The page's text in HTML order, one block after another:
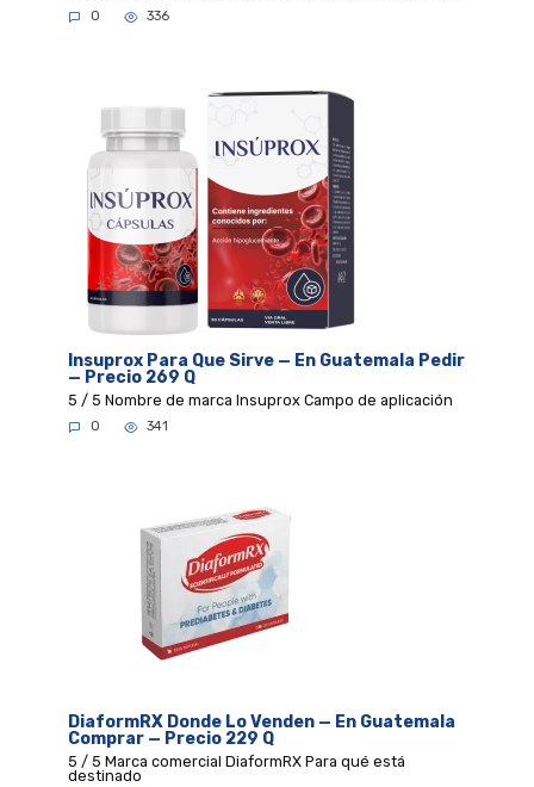
0 336
Insuprox Para Que Sirve — En Guatemala Pedir
— Precio 269 Q
5 / 5 Nombre de marca Insuprox Campo de aplicación
0 341
DiaformRX Donde Lo Venden — En Guatemala
Comprar — Precio 229 Q
5 / 5 Marca comercial DiaformRX Para qué está
destinado